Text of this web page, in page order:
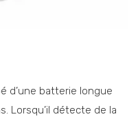
d’une batterie longue
Lorsqu’il détecte de la